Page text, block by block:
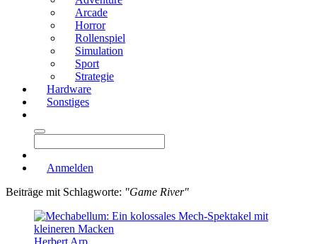
Arcade
Horror
Rollenspiel
Simulation
Sport
Strategie
Hardware
Sonstiges
Anmelden
Beiträge mit Schlagworte: "Game River"
Herbert Arp